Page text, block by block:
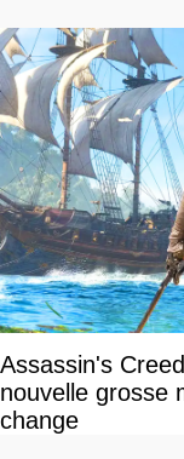
Assassin's
nouvelle grosse
change